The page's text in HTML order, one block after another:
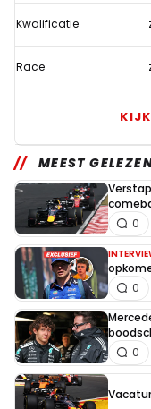
Kwalificatie
Race
MEEST
0
0
0